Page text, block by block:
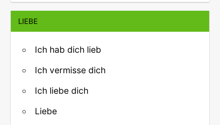
LIEBE
Ich hab dich lieb
Ich vermisse dich
Ich liebe dich
Liebe